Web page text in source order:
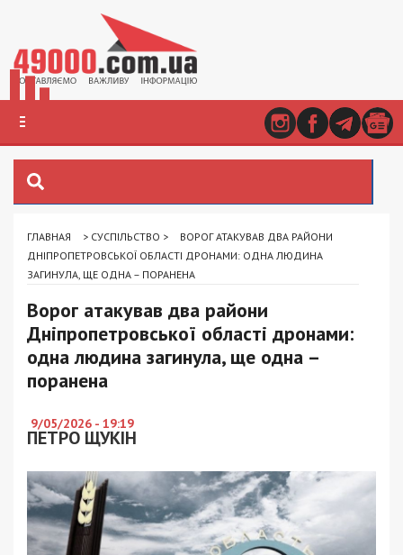
ГЛАВНАЯ > СУСПІЛЬСТВО >
ВОРОГ АТАКУВАВ ДВА РАЙОНИ
ДНІПРОПЕТРОВСЬКОЇ ОБЛАСТІ ДРОНАМИ: ОДНА ЛЮДИНА
ЗАГИНУЛА, ЩЕ ОДНА – ПОРАНЕНА
Ворог атакував два райони
Дніпропетровської області дронами:
одна людина загинула, ще одна –
поранена
9/05/2026 - 19:19
ПЕТРО ЩУКІН